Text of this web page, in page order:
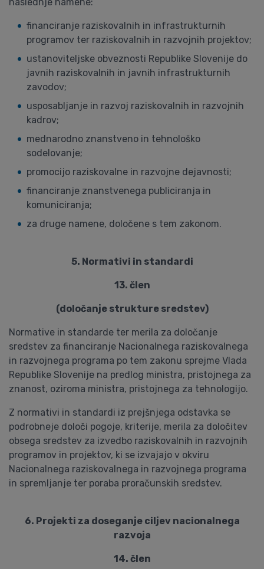
financiranje raziskovalnih in infrastrukturnih
programov ter raziskovalnih in razvojnih projektov;
ustanoviteljske obveznosti Republike Slovenije do
javnih raziskovalnih in javnih infrastrukturnih
zavodov;
usposabljanje in razvoj raziskovalnih in razvojnih
kadrov;
mednarodno znanstveno in tehnološko
sodelovanje;
promocijo raziskovalne in razvojne dejavnosti;
financiranje znanstvenega publiciranja in
komuniciranja;
za druge namene, določene s tem zakonom.
5. Normativi in standardi
13. člen
(določanje strukture sredstev)
Normative in standarde ter merila za določanje
sredstev za financiranje Nacionalnega raziskovalnega
in razvojnega programa po tem zakonu sprejme Vlada
Republike Slovenije na predlog ministra, pristojnega za
znanost, oziroma ministra, pristojnega za tehnologijo.
Z normativi in standardi iz prejšnjega odstavka se
podrobneje določi pogoje, kriterije, merila za določitev
obsega sredstev za izvedbo raziskovalnih in razvojnih
programov in projektov, ki se izvajajo v okviru
Nacionalnega raziskovalnega in razvojnega programa
in spremljanje ter poraba proračunskih sredstev.
6. Projekti za doseganje ciljev nacionalnega
razvoja
14. člen